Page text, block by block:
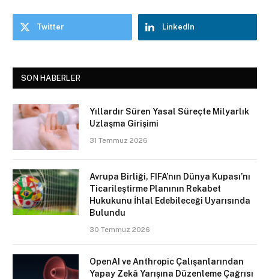
Twitter LinkedIn
SON HABERLER
Yıllardır Süren Yasal Süreçte Milyarlık
Uzlaşma Girişimi
31 Temmuz 2026
Avrupa Birliği, FIFA’nın Dünya Kupası’nı
Ticarileştirme Planının Rekabet
Hukukunu İhlal Edebileceği Uyarısında
Bulundu
30 Temmuz 2026
OpenAI ve Anthropic Çalışanlarından
Yapay Zekâ Yarışına Düzenleme Çağrısı